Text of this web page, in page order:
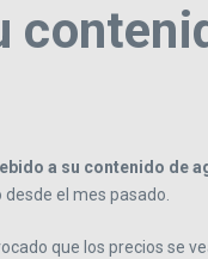
a su contenido de
el mes pasado.
que los precios se